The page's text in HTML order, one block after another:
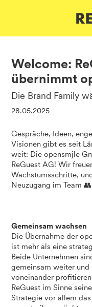
Welcome:
übernimmt
Die Brand Family
28.05.2025
Gespräche, Ideen,
Visionen gibt es seit
weit: Die opensmjle
ReGuest AG! Wir
Wachstumsschritte,
Neuzugang im Team
Gemeinsam wachsen
Die Übernahme der
ist mehr als eine
Beide Unternehmen
gemeinsam weiter und
voneinander
ReGuest im Sinne
Strategie vor allem